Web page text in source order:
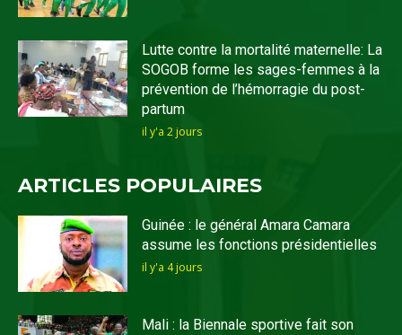
Lutte contre la mortalité maternelle: La
SOGOB forme les sages-femmes à la
prévention de l’hémorragie du post-
partum
il y'a 2 jours
ARTICLES POPULAIRES
Guinée : le général Amara Camara
assume les fonctions présidentielles
il y'a 4 jours
Mali : la Biennale sportive fait son